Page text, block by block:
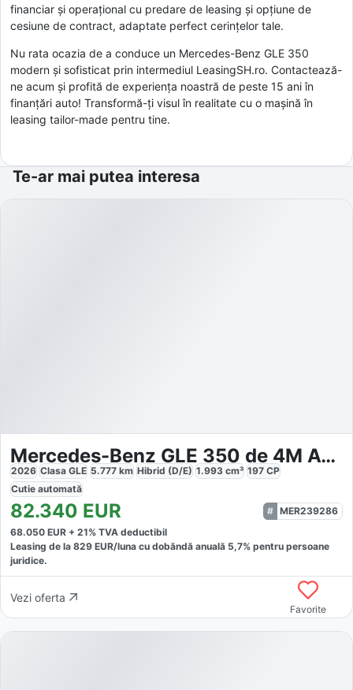
financiar și operațional cu predare de leasing și opțiune de
cesiune de contract, adaptate perfect cerințelor tale.
Nu rata ocazia de a conduce un Mercedes-Benz GLE 350
modern și sofisticat prin intermediul LeasingSH.ro. Contactează-
ne acum și profită de experiența noastră de peste 15 ani în
finanțări auto! Transformă-ți visul în realitate cu o mașină în
leasing tailor-made pentru tine.
Te-ar mai putea interesa
Mercedes-Benz GLE 350 de 4M Adv Pano Multibeam AHK Kamera
2026 Clasa GLE 5.777 km Hibrid (D/E) 1.993 cm³ 197 CP
Cutie automată
82.340 EUR
MER239286
68.050 EUR + 21% TVA deductibil
Leasing de la 829 EUR/luna cu dobăndă anuală 5,7% pentru persoane
juridice.
Vezi oferta
Favorite